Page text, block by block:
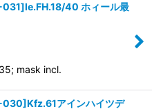
40 ホィール最
mask incl.
アインハイツデ